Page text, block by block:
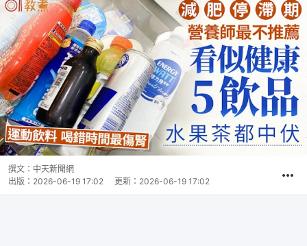
撰文： 中天新聞網
出版： 2026-06-19 17:02 更新： 2026-06-19 17:02